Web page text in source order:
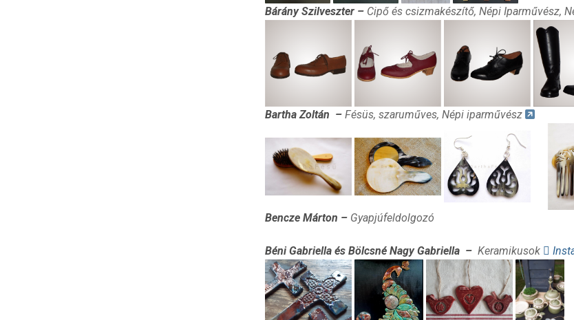
Bárány Szilveszter – Cipő és csizmakészítő, Népi Iparművész,
Bartha Zoltán – Fésüs, szaruműves, Népi iparművész
Bencze Márton – Gyapjúfeldolgozó
Béni Gabriella és Bölcsné Nagy Gabriella – Keramikusok